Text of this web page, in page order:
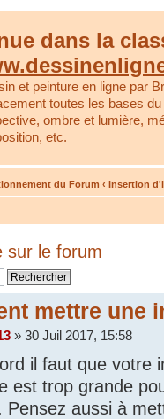
dans la
et peinture en ligne par
toutes les bases
ombre et lumière,
etc.
du Forum ‹ Insertion
sur le forum
mettre une
» 30 Juil 2017, 15:58
il faut que votre
est trop grande
Pensez aussi à